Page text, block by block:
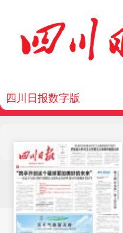
四川日报数字版